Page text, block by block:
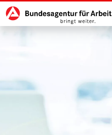
zu den Hauptinhalten springen
Hauptnavigation